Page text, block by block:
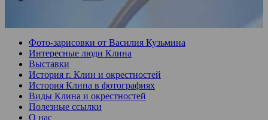
Фото-зарисовки от Василия Кузьмина
Интересные люди Клина
Выставки
История г. Клин и окрестностей
История Клина в фотографиях
Виды Клина и окрестностей
Полезные ссылки
О нас